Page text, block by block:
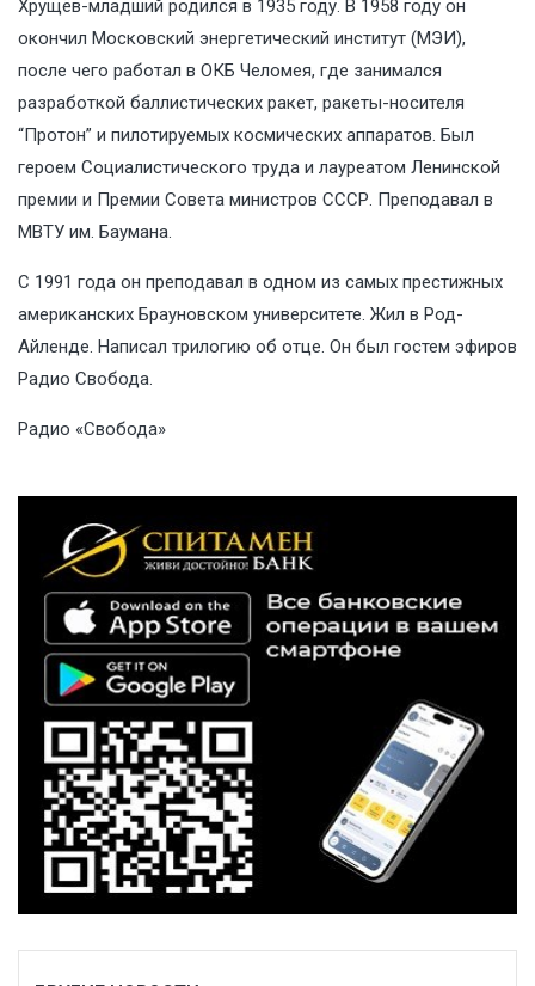
Хрущёв-младший родился в 1935 году. В 1958 году он
окончил Московский энергетический институт (МЭИ),
после чего работал в ОКБ Челомея, где занимался
разработкой баллистических ракет, ракеты-носителя
“Протон” и пилотируемых космических аппаратов. Был
героем Социалистического труда и лауреатом Ленинской
премии и Премии Совета министров СССР. Преподавал в
МВТУ им. Баумана.
С 1991 года он преподавал в одном из самых престижных
американских Брауновском университете. Жил в Род-
Айленде. Написал трилогию об отце. Он был гостем эфиров
Радио Свобода.
Радио «Свобода»